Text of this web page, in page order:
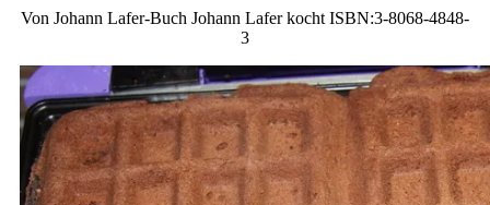
Von Johann Lafer-Buch Johann Lafer kocht ISBN:3-8068-4848-
3